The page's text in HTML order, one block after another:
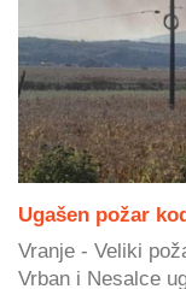
Ugašen požar
Vranje - Veliki
Vrban i Nesalce